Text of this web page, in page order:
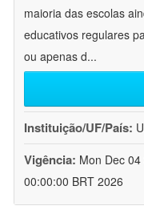
maioria das escolas
educativos regulares
ou apenas d...
Instituição/UF/País:
Vigência: Mon Dec
00:00:00 BRT 2026